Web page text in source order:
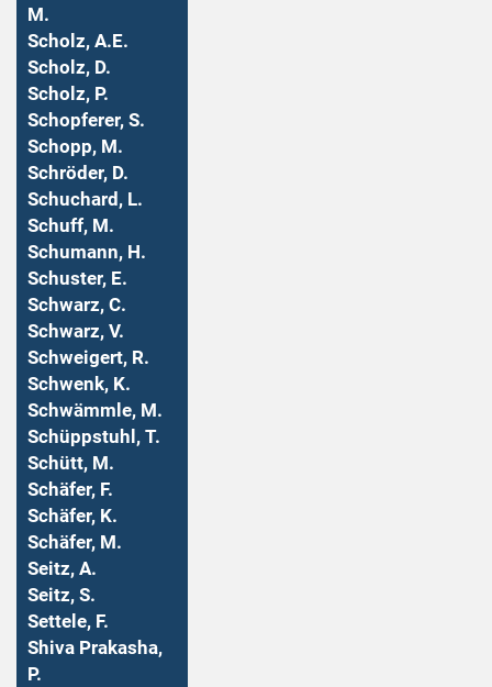
M.
Scholz, A.E.
Scholz, D.
Scholz, P.
Schopferer, S.
Schopp, M.
Schröder, D.
Schuchard, L.
Schuff, M.
Schumann, H.
Schuster, E.
Schwarz, C.
Schwarz, V.
Schweigert, R.
Schwenk, K.
Schwämmle, M.
Schüppstuhl, T.
Schütt, M.
Schäfer, F.
Schäfer, K.
Schäfer, M.
Seitz, A.
Seitz, S.
Settele, F.
Shiva Prakasha,
P.